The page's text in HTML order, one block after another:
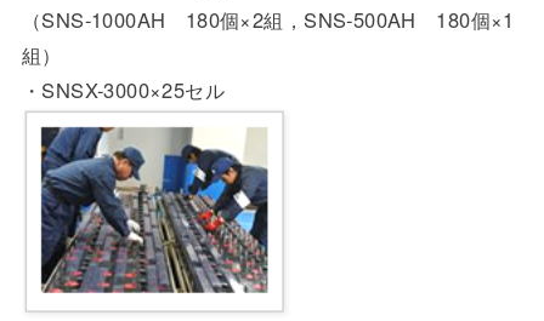
（SNS-1000AH 180個×2組，SNS-500AH 180個×1
組）
・SNSX-3000×25セル